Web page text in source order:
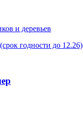
и деревьев
годности до 12.26)